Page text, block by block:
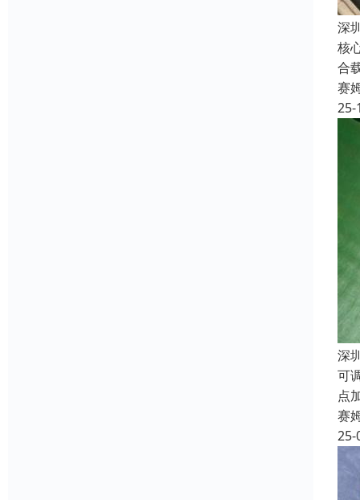
深
核
合
赛
25-
深
可
点
赛
25-